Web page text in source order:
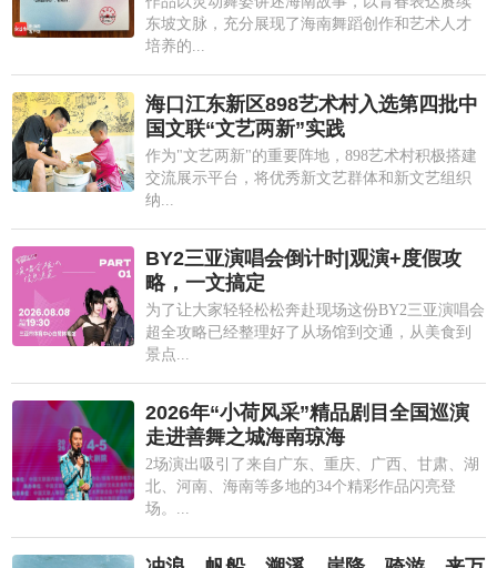
东坡文脉，充分展现了海南舞蹈创作和艺术人才
培养的...
海口江东新区898艺术村入选第四批中
国文联“文艺两新”实践
作为"文艺两新"的重要阵地，898艺术村积极搭建
交流展示平台，将优秀新文艺群体和新文艺组织
纳...
BY2三亚演唱会倒计时|观演+度假攻
略，一文搞定
为了让大家轻轻松松奔赴现场这份BY2三亚演唱会
超全攻略已经整理好了从场馆到交通，从美食到
景点...
2026年“小荷风采”精品剧目全国巡演
走进善舞之城海南琼海
2场演出吸引了来自广东、重庆、广西、甘肃、湖
北、河南、海南等多地的34个精彩作品闪亮登
场。...